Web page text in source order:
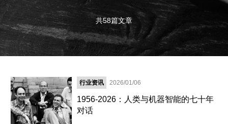
共58篇文章
行业资讯 2026/01/06
1956-2026：人类与机器智能的七十年
对话